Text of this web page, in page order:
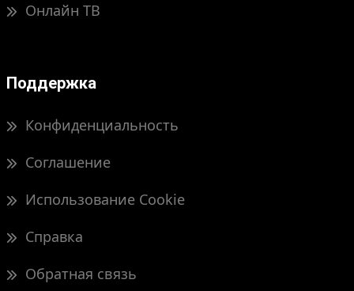
Онлайн ТВ
Поддержка
Конфиденциальность
Соглашение
Использование Cookie
Справка
Обратная связь